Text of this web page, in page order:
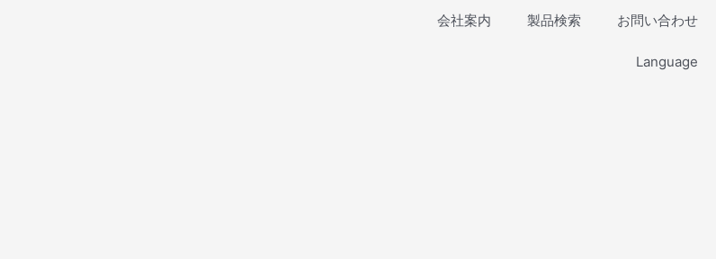
会社案内 製品検索 お問い合わせ
Language